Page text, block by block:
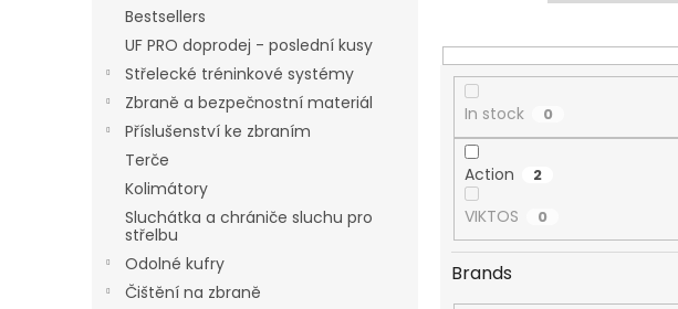
Bestsellers
UF PRO doprodej - poslední kusy
Střelecké tréninkové systémy
Zbraně a bezpečnostní materiál
Příslušenství ke zbraním
Terče
Kolimátory
Sluchátka a chrániče sluchu pro
střelbu
Odolné kufry
Čištění na zbraně
n
g
In stock 0
Action 2
VIKTOS 0
Brands